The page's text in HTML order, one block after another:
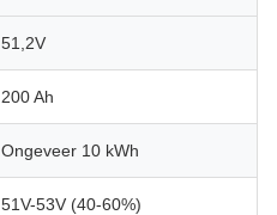
51,2V
200 Ah
Ongeveer 10 kWh
51V-53V (40-60%)